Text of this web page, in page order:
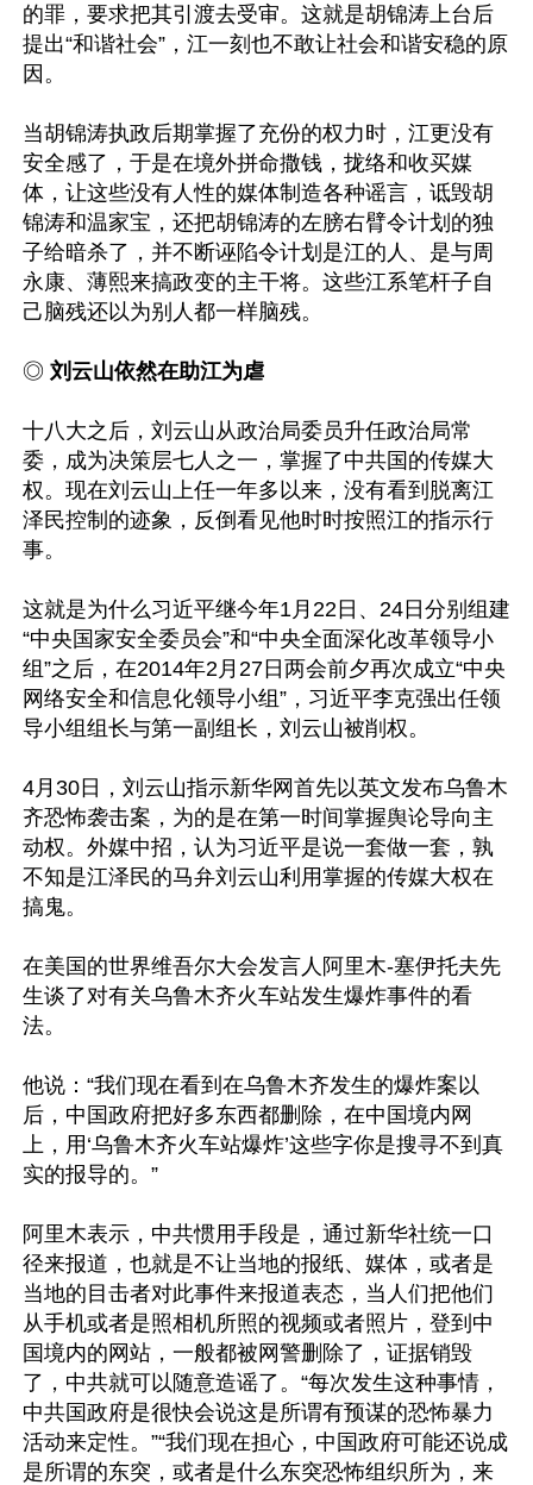
的罪，要求把其引渡去受审。这就是胡锦涛上台后
提出“和谐社会”，江一刻也不敢让社会和谐安稳的原
因。
当胡锦涛执政后期掌握了充份的权力时，江更没有
安全感了，于是在境外拼命撒钱，拢络和收买媒
体，让这些没有人性的媒体制造各种谣言，诋毁胡
锦涛和温家宝，还把胡锦涛的左膀右臂令计划的独
子给暗杀了，并不断诬陷令计划是江的人、是与周
永康、薄熙来搞政变的主干将。这些江系笔杆子自
◎ 刘云山依然在助江为虐
十八大之后，刘云山从政治局委员升任政治局常
委，成为决策层七人之一，掌握了中共国的传媒大
权。现在刘云山上任一年多以来，没有看到脱离江
泽民控制的迹象，反倒看见他时时按照江的指示行
事。
这就是为什么习近平继今年1月22日、24日分别组建
“中央国家安全委员会”和“中央全面深化改革领导小
组”之后，在2014年2月27日两会前夕再次成立“中央
网络安全和信息化领导小组”，习近平李克强出任领
导小组组长与第一副组长，刘云山被削权。
4月30日，刘云山指示新华网首先以英文发布乌鲁木
齐恐怖袭击案，为的是在第一时间掌握舆论导向主
动权。外媒中招，认为习近平是说一套做一套，孰
不知是江泽民的马弁刘云山利用掌握的传媒大权在
搞鬼。
在美国的世界维吾尔大会发言人阿里木-塞伊托夫先
生谈了对有关乌鲁木齐火车站发生爆炸事件的看
法。
他说：“我们现在看到在乌鲁木齐发生的爆炸案以
后，中国政府把好多东西都删除，在中国境内网
上，用‘乌鲁木齐火车站爆炸’这些字你是搜寻不到真
实的报导的。”
阿里木表示，中共惯用手段是，通过新华社统一口
径来报道，也就是不让当地的报纸、媒体，或者是
当地的目击者对此事件来报道表态，当人们把他们
从手机或者是照相机所照的视频或者照片，登到中
国境内的网站，一般都被网警删除了，证据销毁
了，中共就可以随意造谣了。“每次发生这种事情，
中共国政府是很快会说这是所谓有预谋的恐怖暴力
活动来定性。”“我们现在担心，中国政府可能还说成
是所谓的东突，或者是什么东突恐怖组织所为，来